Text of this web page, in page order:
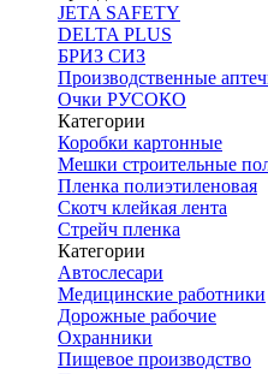
JETA SAFETY
DELTA PLUS
БРИЗ СИЗ
Производственные
Очки РУСОКО
Категории
Коробки картонные
Мешки строительные
Пленка полиэтиленовая
Скотч клейкая лента
Стрейч пленка
Категории
Автослесари
Медицинские работники
Дорожные рабочие
Охранники
Пищевое производство